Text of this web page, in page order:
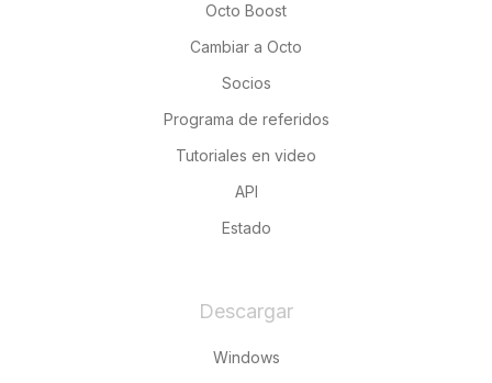
Octo Boost
Cambiar a Octo
Socios
Programa de referidos
Tutoriales en video
API
Estado
Descargar
Windows